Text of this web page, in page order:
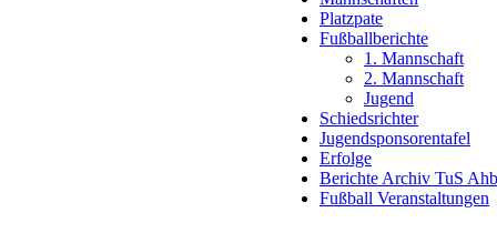
Platzpate
Fußballberichte
1. Mannschaft
2. Mannschaft
Jugend
Schiedsrichter
Jugendsponsorentafel
Erfolge
Berichte Archiv TuS
Fußball Veranstaltungen